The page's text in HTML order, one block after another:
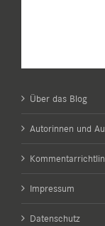
Über das Blog
Autorinnen und
Impressum
Datenschutz